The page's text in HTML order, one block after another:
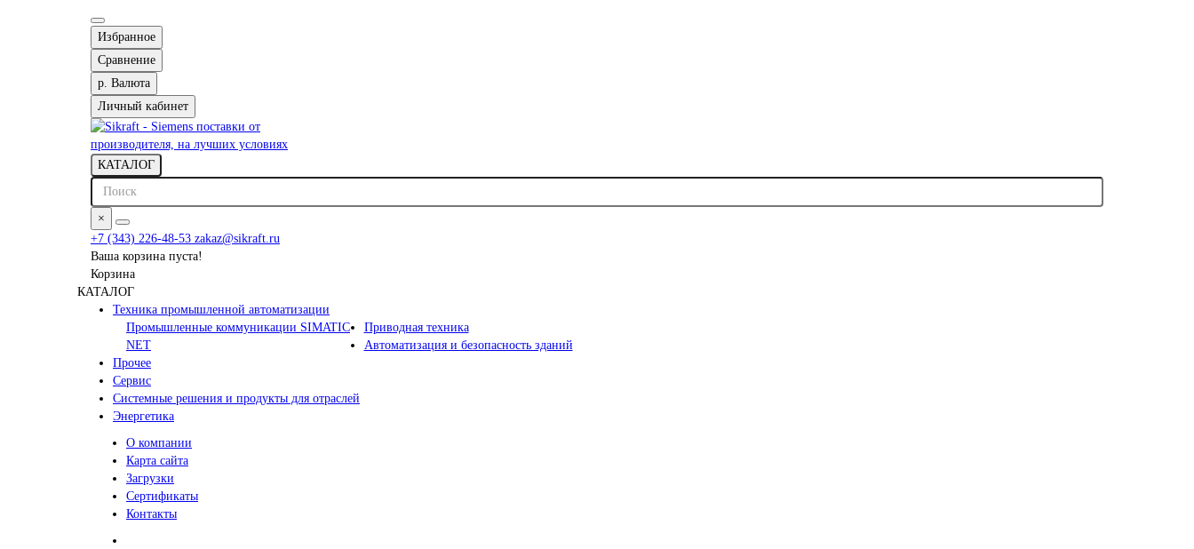
Избранное
Сравнение
р. Валюта
Личный кабинет
КАТАЛОГ
×
+7 (343) 226-48-53 zakaz@sikraft.ru
Ваша корзина пуста!
Корзина
КАТАЛОГ
Техника промышленной автоматизации
Промышленные коммуникации SIMATIC
NET
Приводная техника
Автоматизация и безопасность зданий
Прочее
Сервис
Системные решения и продукты для отраслей
Энергетика
О компании
Карта сайта
Загрузки
Сертификаты
Контакты